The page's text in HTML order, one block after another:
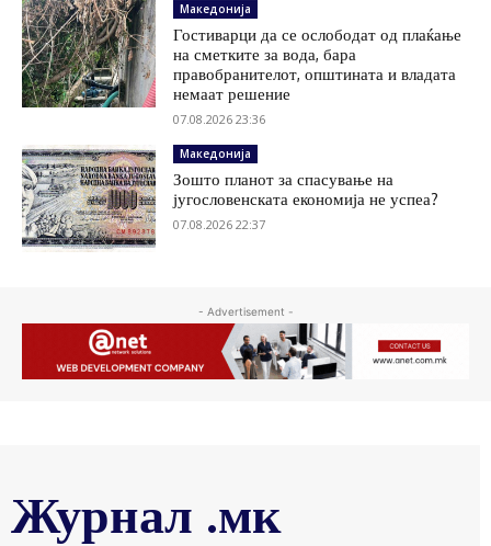
Македонија
Гостиварци да се ослободат од плаќање
на сметките за вода, бара
правобранителот, општината и владата
немаат решение
07.08.2026 23:36
Македонија
Зошто планот за спасување на
југословенската економија не успеа?
07.08.2026 22:37
- Advertisement -
Журнал .мк